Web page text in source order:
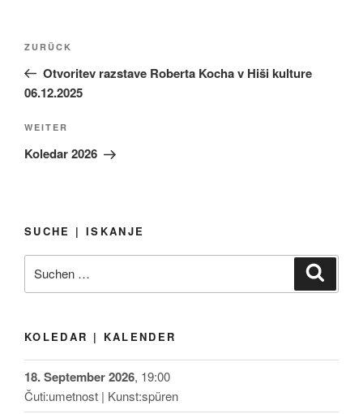
Beitragsnavigation
Vorheriger
Beitrag
ZURÜCK
Otvoritev razstave Roberta Kocha v Hiši kulture
06.12.2025
Nächster
Beitrag
WEITER
Koledar 2026
SUCHE | ISKANJE
nach:
KOLEDAR | KALENDER
18. September 2026, 19:00
Čuti:umetnost | Kunst:spüren